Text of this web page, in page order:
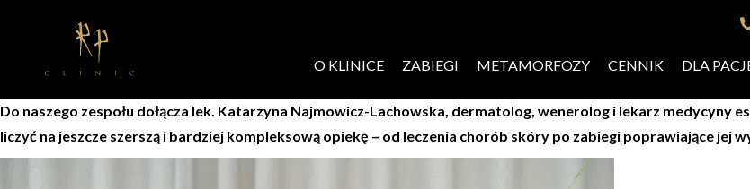
O KLINICE ZABIEGI METAMORFOZY CENNIK DLA
Do naszego zespołu dołącza lek. Katarzyna Najmowicz-Lachowska, dermatolog, wenerolog i lekarz medycyny
liczyć na jeszcze szerszą i bardziej kompleksową opiekę – od leczenia chorób skóry po zabiegi poprawiające jej